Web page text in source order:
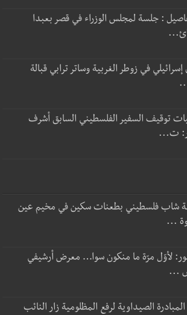
: جلسة لمجلس الوزراء في قصر بعبدا
في زوطر الغربية وساتر ترابي قبالة
توقيف السفير الفلسطيني السابق أشرف
ت...
شاب فلسطيني بطعنات سكين في مخيم عين
...
لأوّل مرّة ما منكون سوا… معرض أرشيفي
...
الصيداوية لرفع المظلومية زار النائب